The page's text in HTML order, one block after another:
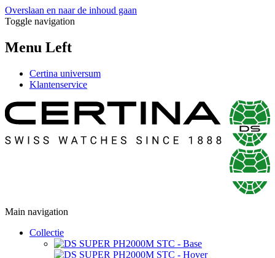
Overslaan en naar de inhoud gaan
Toggle navigation
Menu Left
Certina universum
Klantenservice
Main navigation
Collectie